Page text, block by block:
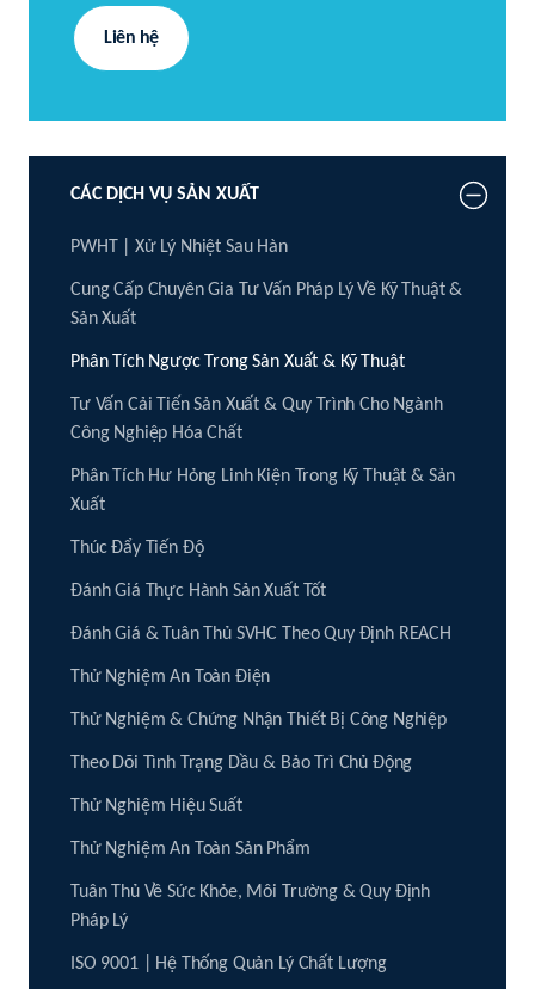
Liên hệ
CÁC DỊCH VỤ SẢN XUẤT
PWHT | Xử Lý Nhiệt Sau Hàn
Cung Cấp Chuyên Gia Tư Vấn Pháp Lý Về Kỹ Thuật &
Sản Xuất
Phân Tích Ngược Trong Sản Xuất & Kỹ Thuật
Tư Vấn Cải Tiến Sản Xuất & Quy Trình Cho Ngành
Công Nghiệp Hóa Chất
Phân Tích Hư Hỏng Linh Kiện Trong Kỹ Thuật & Sản
Xuất
Thúc Đẩy Tiến Độ
Đánh Giá Thực Hành Sản Xuất Tốt
Đánh Giá & Tuân Thủ SVHC Theo Quy Định REACH
Thử Nghiệm An Toàn Điện
Thử Nghiệm & Chứng Nhận Thiết Bị Công Nghiệp
Theo Dõi Tình Trạng Dầu & Bảo Trì Chủ Động
Thử Nghiệm Hiệu Suất
Thử Nghiệm An Toàn Sản Phẩm
Tuân Thủ Về Sức Khỏe, Môi Trường & Quy Định
Pháp Lý
ISO 9001 | Hệ Thống Quản Lý Chất Lượng